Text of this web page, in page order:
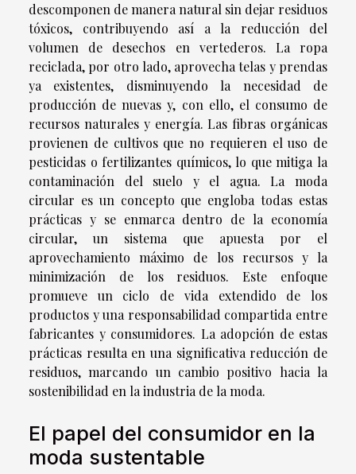
descomponen de manera natural sin dejar residuos
tóxicos, contribuyendo así a la reducción del
volumen de desechos en vertederos. La ropa
reciclada, por otro lado, aprovecha telas y prendas
ya existentes, disminuyendo la necesidad de
producción de nuevas y, con ello, el consumo de
recursos naturales y energía. Las fibras orgánicas
provienen de cultivos que no requieren el uso de
pesticidas o fertilizantes químicos, lo que mitiga la
contaminación del suelo y el agua. La moda
circular es un concepto que engloba todas estas
prácticas y se enmarca dentro de la economía
circular, un sistema que apuesta por el
aprovechamiento máximo de los recursos y la
minimización de los residuos. Este enfoque
promueve un ciclo de vida extendido de los
productos y una responsabilidad compartida entre
fabricantes y consumidores. La adopción de estas
prácticas resulta en una significativa reducción de
residuos, marcando un cambio positivo hacia la
sostenibilidad en la industria de la moda.
El papel del consumidor en la
moda sustentable